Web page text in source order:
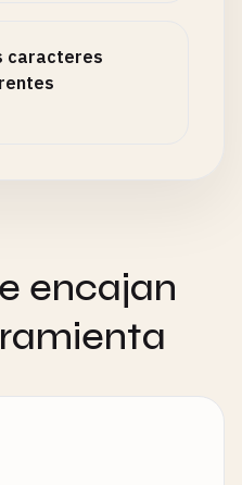
caracteres
encajan